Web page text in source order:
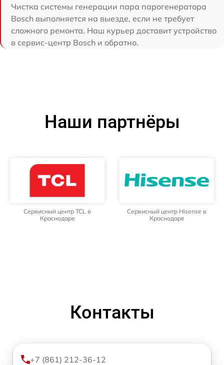
Чистка системы генерации пара парогенератора
Bosch выполняется на выезде, если не требует
сложного ремонта. Наш курьер доставит устройство
в сервис-центр Bosch и обратно.
Наши партнёры
Сервисный центр TCL в
Краснодаре
Сервисный центр Hisense в
Краснодаре
Контакты
+7 (861) 212-36-12